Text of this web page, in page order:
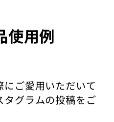
使用例
ご愛用いただいて
タグラムの投稿をご